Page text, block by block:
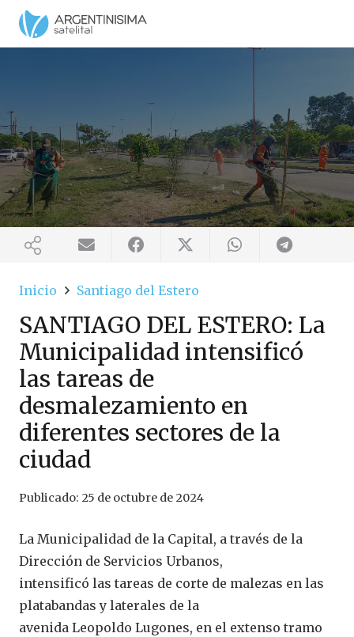
Inicio Santiago del Estero
SANTIAGO DEL ESTERO: La
Municipalidad intensificó
las tareas de
desmalezamiento en
diferentes sectores de la
ciudad
Publicado: 25 de octubre de 2024
La Municipalidad de la Capital, a través de la
Dirección de Servicios Urbanos,
intensificó las tareas de corte de malezas en las
platabandas y laterales de la
avenida Leopoldo Lugones, en el extenso tramo